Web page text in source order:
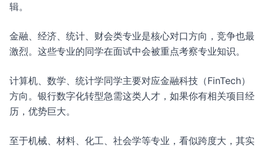
辑。
金融、经济、统计、财会类专业是核心对口方向，竞争也最
激烈。这些专业的同学在面试中会被重点考察专业知识。
计算机、数学、统计学同学主要对应金融科技（FinTech）
方向。银行数字化转型急需这类人才，如果你有相关项目经
历，优势巨大。
至于机械、材料、化工、社会学等专业，看似跨度大，其实